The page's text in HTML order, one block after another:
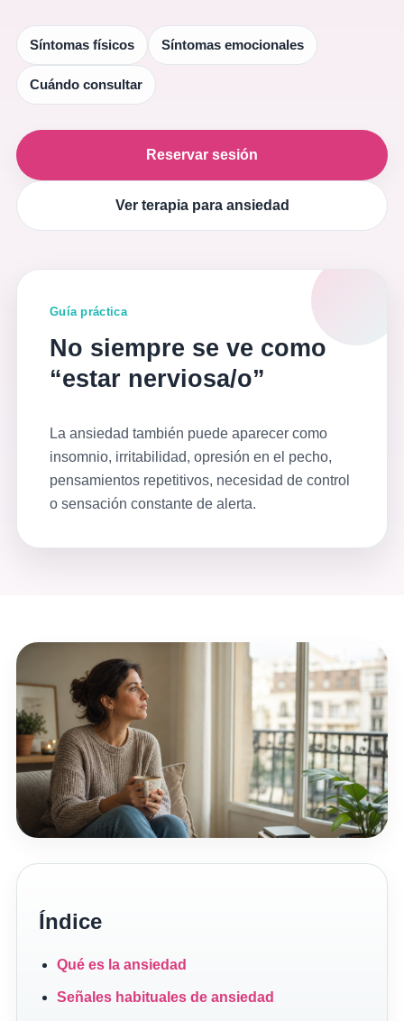
Síntomas físicos Síntomas emocionales
Cuándo consultar
Reservar sesión
Ver terapia para ansiedad
Guía práctica
No siempre se ve como
“estar nerviosa/o”
La ansiedad también puede aparecer como
insomnio, irritabilidad, opresión en el pecho,
pensamientos repetitivos, necesidad de control
o sensación constante de alerta.
Índice
Qué es la ansiedad
Señales habituales de ansiedad